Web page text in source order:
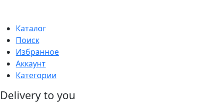
Каталог
Поиск
Избранное
Аккаунт
Категории
Delivery to you